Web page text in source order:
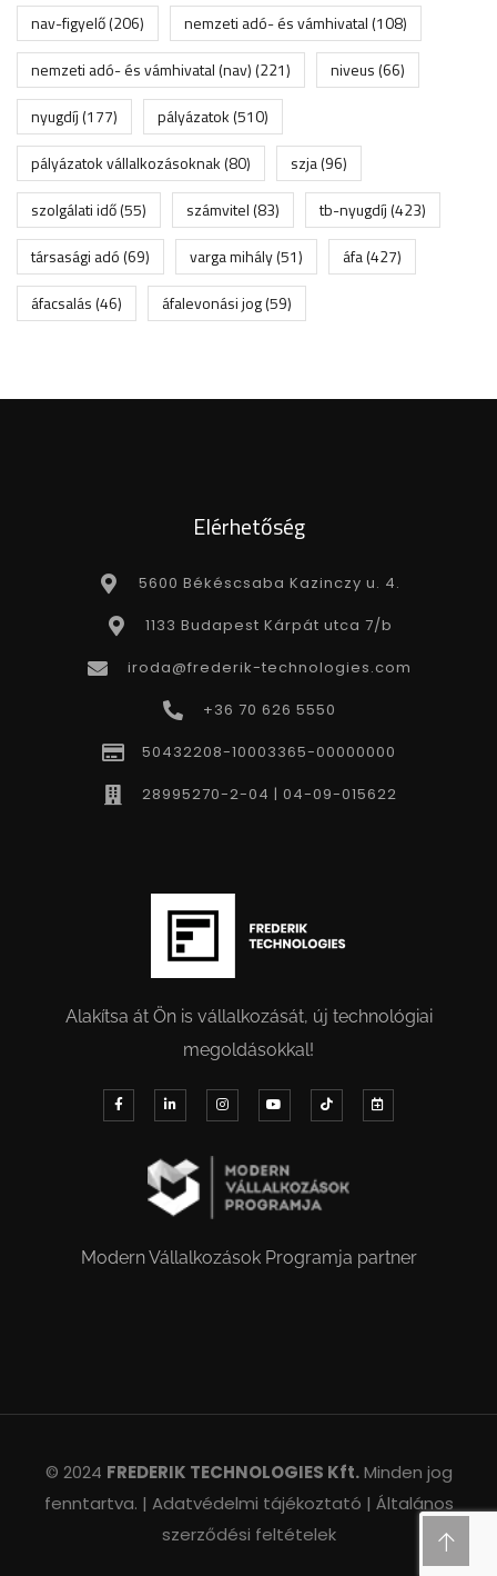
nav-figyelő(206) nemzeti adó- és vámhivatal(108)
nemzeti adó- és vámhivatal (nav)(221) niveus(66)
nyugdíj(177) pályázatok(510)
pályázatok vállalkozásoknak(80) szja(96)
szolgálati idő(55) számvitel(83) tb-nyugdíj(423)
társasági adó(69) varga mihály(51) áfa(427)
áfacsalás(46) áfalevonási jog(59)
Elérhetőség
5600 Békéscsaba Kazinczy u. 4.
1133 Budapest Kárpát utca 7/b
iroda@frederik-technologies.com
+36 70 626 5550
50432208-10003365-00000000
28995270-2-04 | 04-09-015622
Alakítsa át Ön is vállalkozását, új technológiai
megoldásokkal!
Modern Vállalkozások Programja partner
© 2024 FREDERIK TECHNOLOGIES Kft.Minden jog
fenntartva. | Adatvédelmi tájékoztató | Általános
szerződési feltételek